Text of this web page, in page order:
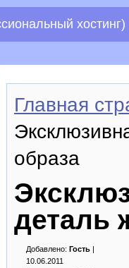
хостинг)
Главная
образа
деталь
Добавлено: Гость |
10.06.2011